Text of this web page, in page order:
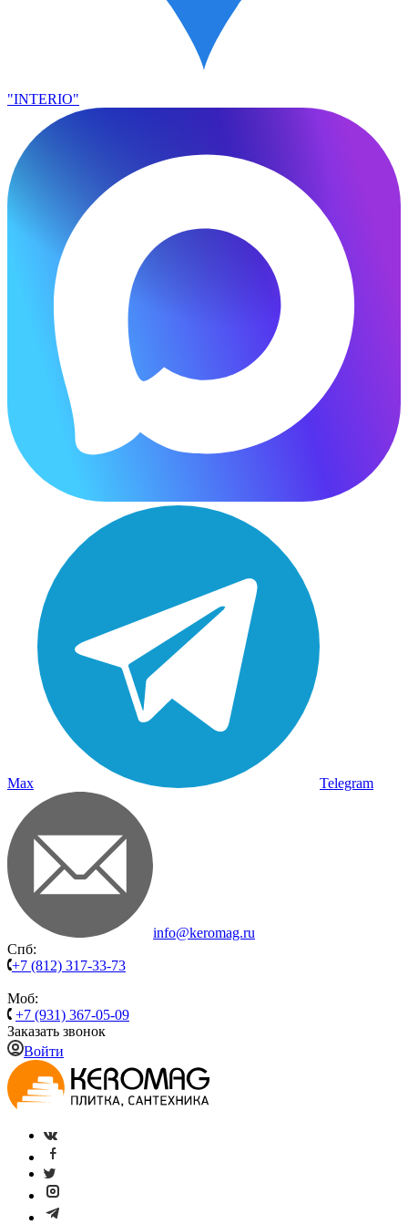
"INTERIO"
Max Telegram
info@keromag.ru
Спб:
+7 (812) 317-33-73
Моб:
+7 (931) 367-05-09
Заказать звонок
Войти